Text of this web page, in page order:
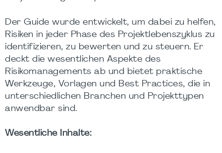
Der Guide wurde entwickelt, um dabei zu helfen,
Risiken in jeder Phase des Projektlebenszyklus zu
identifizieren, zu bewerten und zu steuern. Er
deckt die wesentlichen Aspekte des
Risikomanagements ab und bietet praktische
Werkzeuge, Vorlagen und Best Practices, die in
unterschiedlichen Branchen und Projekttypen
anwendbar sind.
Wesentliche Inhalte: